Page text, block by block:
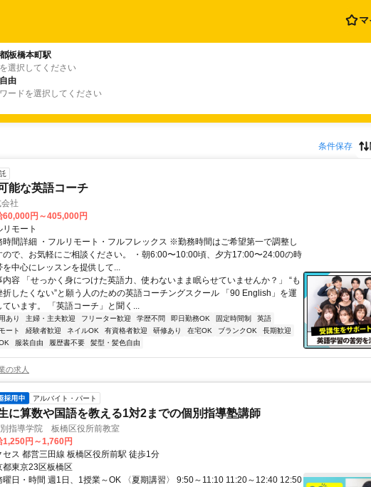
マ
板橋本町駅
選択してください
由
ードを選択してください
条件保存
能な英語コーチ
社
60,000円～405,000円
リモート
時間詳細 ・フルリモート・フルフレックス ※勤務時間はご希望第一で調整し
ので、お気軽にご相談ください。 ・朝6:00〜10:00頃、夕方17:00〜24:00の時
を中心にレッスンを提供して...
内容 「せっかく身につけた英語力、使わないまま眠らせていませんか？」 “も
折したくない”と願う人のための英語コーチングスクール 「90 English」を運
ています。 「英語コーチ」と聞く...
あり 主婦・主夫歓迎 フリーター歓迎 学歴不問 即日勤務OK 固定時間制
英語
ート
経験者歓迎 ネイルOK 有資格者歓迎 研修あり 在宅OK ブランクOK
長期歓迎
服装自由 履歴書不要 髪型・髪色自由
の求人
アルバイト・パート
に算数や国語を教える1対2までの個別指導塾講師
指導学院 板橋区役所前教室
1,250円～1,760円
セス 都営三田線 板橋区役所前駅 徒歩1分
都東京23区板橋区
曜日・時間 週1日、1授業～OK 〈夏期講習〉 9:50～11:10 11:20～12:40 12:50